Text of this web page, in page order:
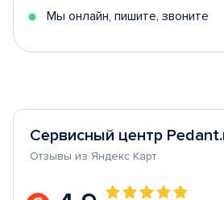
Мы онлайн, пишите, звоните
Сервисный центр
Отзывы из Яндекс Карт